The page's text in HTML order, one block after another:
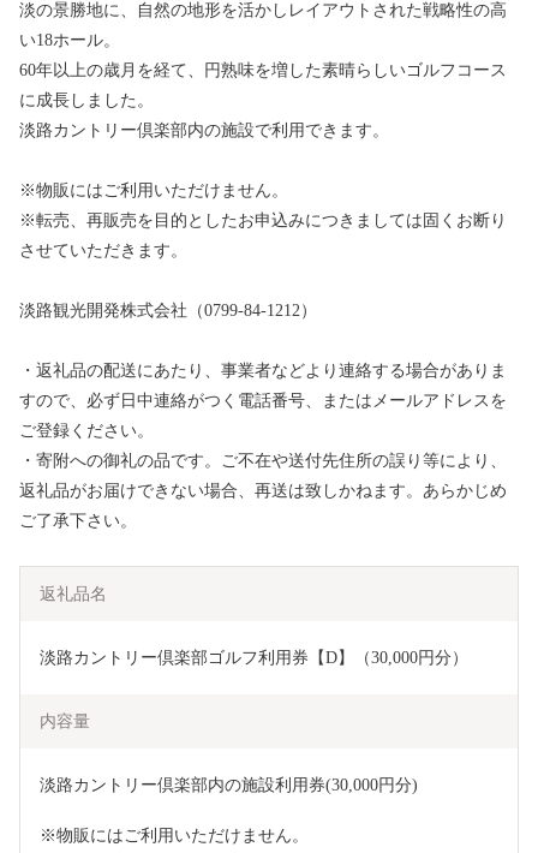
淡の景勝地に、自然の地形を活かしレイアウトされた戦略性の高
い18ホール。
60年以上の歳月を経て、円熟味を増した素晴らしいゴルフコース
に成長しました。
淡路カントリー倶楽部内の施設で利用できます。
※物販にはご利用いただけません。
※転売、再販売を目的としたお申込みにつきましては固くお断り
させていただきます。
淡路観光開発株式会社（0799-84-1212）
・返礼品の配送にあたり、事業者などより連絡する場合がありま
すので、必ず日中連絡がつく電話番号、またはメールアドレスを
ご登録ください。
・寄附への御礼の品です。ご不在や送付先住所の誤り等により、
返礼品がお届けできない場合、再送は致しかねます。あらかじめ
ご了承下さい。
返礼品名
淡路カントリー倶楽部ゴルフ利用券【D】（30,000円分）
内容量
淡路カントリー倶楽部内の施設利用券(30,000円分)
※物販にはご利用いただけません。